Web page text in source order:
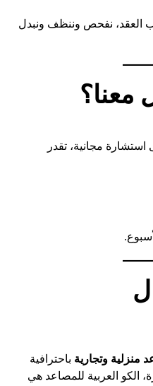
كل 3 شهور حسب العقد، نفحص وننظف ونبدل
معنا؟
مجانية، تقدر
منزلية وتجارية باحترافية
الكو العربية للمصاعد هي